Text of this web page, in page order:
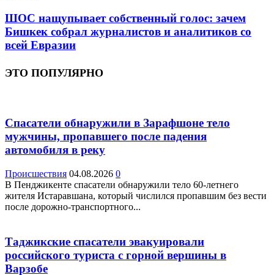
ШОС нащупывает собственный голос: зачем
Бишкек собрал журналистов и аналитиков со
всей Евразии
ЭТО ПОПУЛЯРНО
Спасатели обнаружили в Зарафшоне тело
мужчины, пропавшего после падения
автомобиля в реку
Происшествия 04.08.2026 0
В Пенджикенте спасатели обнаружили тело 60-летнего
жителя Истаравшана, который числился пропавшим без вести
после дорожно-транспортного...
Таджикские спасатели эвакуировали
российского туриста с горной вершины в
Варзобе